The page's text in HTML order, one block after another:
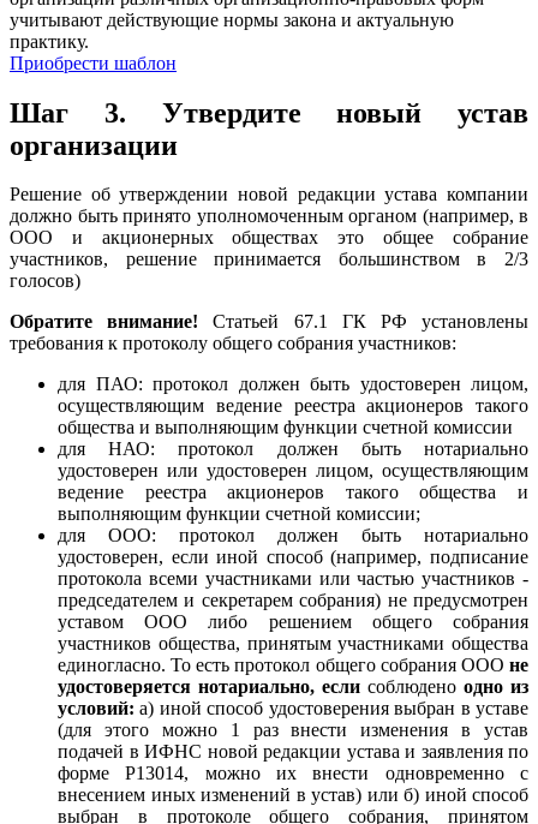
учитывают действующие нормы закона и актуальную
практику.
Приобрести шаблон
Шаг 3. Утвердите новый устав
организации
Решение об утверждении новой редакции устава компании
должно быть принято уполномоченным органом (например, в
ООО и акционерных обществах это общее собрание
участников, решение принимается большинством в 2/3
голосов)
Обратите внимание!Статьей 67.1 ГК РФ установлены
требования к протоколу общего собрания участников:
для ПАО: протокол должен быть удостоверен лицом,
осуществляющим ведение реестра акционеров такого
общества и выполняющим функции счетной комиссии
для НАО: протокол должен быть нотариально
удостоверен или удостоверен лицом, осуществляющим
ведение реестра акционеров такого общества и
выполняющим функции счетной комиссии;
для ООО: протокол должен быть нотариально
удостоверен, если иной способ (например, подписание
протокола всеми участниками или частью участников -
председателем и секретарем собрания) не предусмотрен
уставом ООО либо решением общего собрания
участников общества, принятым участниками общества
единогласно. То есть протокол общего собрания ООО не
удостоверяется нотариально, если соблюдено одно из
условий:а) иной способ удостоверения выбран в уставе
(для этого можно 1 раз внести изменения в устав
подачей в ИФНС новой редакции устава и заявления по
форме Р13014, можно их внести одновременно с
внесением иных изменений в устав) или б) иной способ
выбран в протоколе общего собрания, принятом